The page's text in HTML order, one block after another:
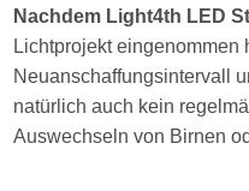
Nachdem Light4th LED
Lichtprojekt
Neuanschaffungsintervall
natürlich auch kein
Auswechseln von Birnen